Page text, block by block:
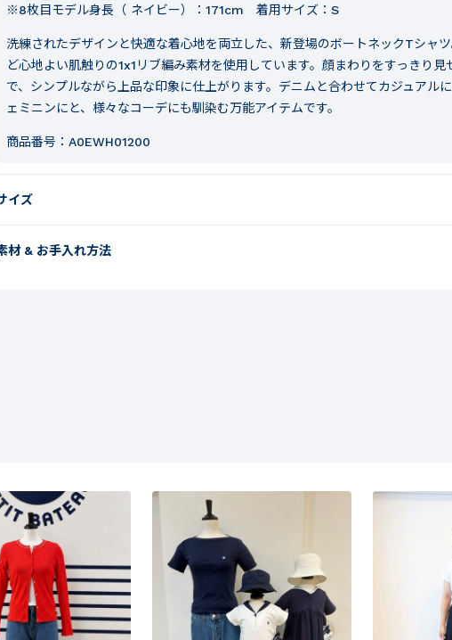
※8枚目モデル身長（ ネイビー）：171cm 着用サイズ：S
洗練されたデザインと快適な着心地を両立した、新登場のボートネックTシャ
ど心地よい肌触りの1x1リブ編み素材を使用しています。顔まわりをすっきり
で、シンプルながら上品な印象に仕上がります。デニムと合わせてカジュアル
ェミニンにと、様々なコーデにも馴染む万能アイテムです。
商品番号： A0EWH01200
イズ
材 & お手入れ方法